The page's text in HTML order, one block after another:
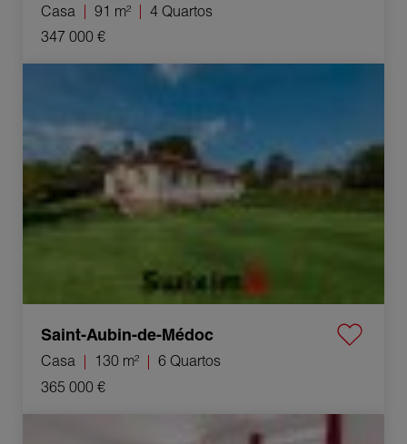
Casa 91 m²
4 Quartos
347 000 €
Venda Casa Saint-Aubin-de-Médoc 6 Quartos 130 m²
Saint-Aubin-de-Médoc
Casa 130 m²
6 Quartos
365 000 €
Venda Apartamento Bordeaux 2 Quartos 33 m²